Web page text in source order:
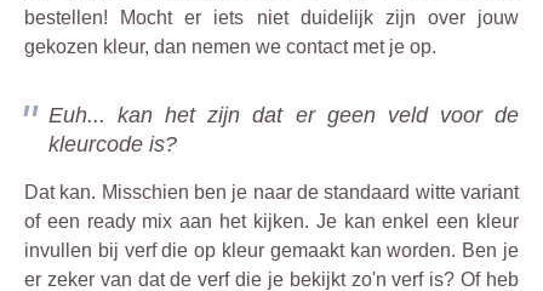
bestellen! Mocht er iets niet duidelijk zijn over jouw
gekozen kleur, dan nemen we contact met je op.
Euh... kan het zijn dat er geen veld voor de
kleurcode is?
Dat kan. Misschien ben je naar de standaard witte variant
of een ready mix aan het kijken. Je kan enkel een kleur
invullen bij verf die op kleur gemaakt kan worden. Ben je
er zeker van dat de verf die je bekijkt zo'n verf is? Of heb